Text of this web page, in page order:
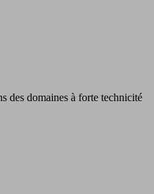
des domaines à forte technicité